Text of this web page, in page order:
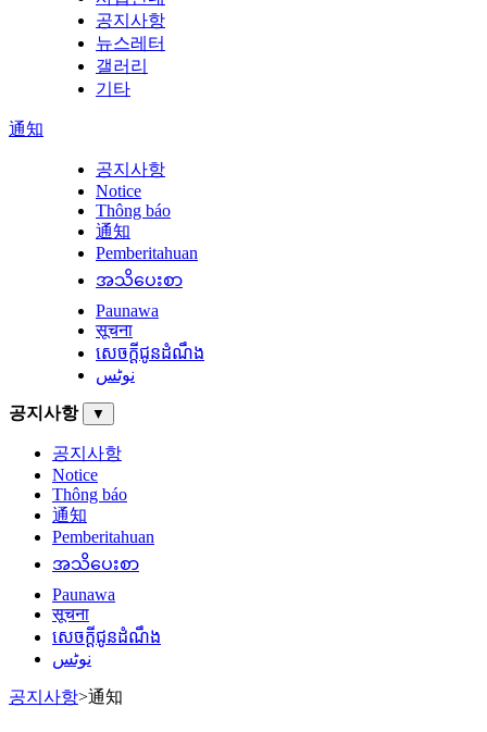
공지사항
뉴스레터
갤러리
기타
通知
공지사항
Notice
Thông báo
通知
Pemberitahuan
အသိပေးစာ
Paunawa
सूचना
សេចក្តីជូនដំណឹង
نوٹس
공지사항 ▼
공지사항
Notice
Thông báo
通知
Pemberitahuan
အသိပေးစာ
Paunawa
सूचना
សេចក្តីជូនដំណឹង
نوٹس
공지사항>通知